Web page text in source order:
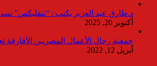
د.طارق عبد العزيز يكتب : “نتفليكس” تسىء
أكتوبر 20, 2025
جمعية رجال الأعمال المصريين الأفارقة
أبريل 12, 2022